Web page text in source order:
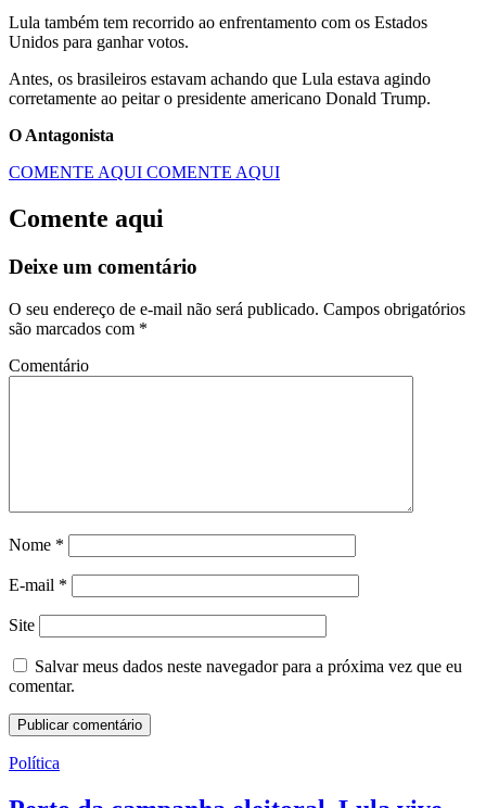
Lula também tem recorrido ao enfrentamento com os Estados
Unidos para ganhar votos.
Antes, os brasileiros estavam achando que Lula estava agindo
corretamente ao peitar o presidente americano Donald Trump.
O Antagonista
COMENTE AQUI COMENTE AQUI
Comente aqui
Deixe um comentário
O seu endereço de e-mail não será publicado. Campos obrigatórios
são marcados com *
Comentário
Nome *
E-mail *
Site
Salvar meus dados neste navegador para a próxima vez que eu
comentar.
Política